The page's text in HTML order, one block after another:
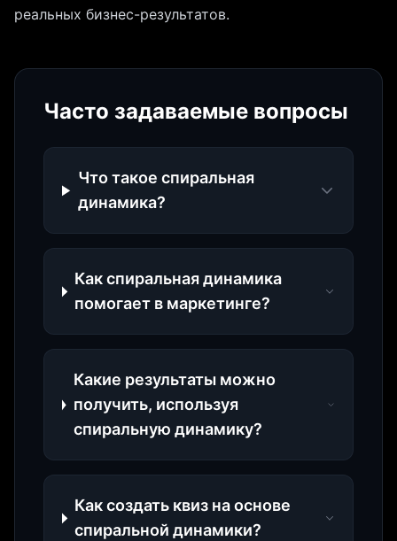
реальных бизнес-результатов.
Часто задаваемые вопросы
Что такое спиральная
динамика?
Как спиральная динамика
помогает в маркетинге?
Какие результаты можно
получить, используя
спиральную динамику?
Как создать квиз на основе
спиральной динамики?